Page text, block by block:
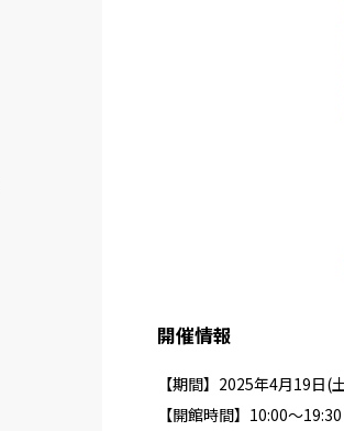
開催情報
【期間】2025年4月19日(
【開館時間】10:00～